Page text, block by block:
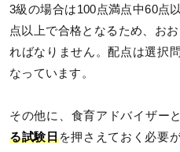
3級の場合は100点満点中60点
点以上で合格となるため、お
ればなりません。配点は選択
なっています。
その他に、食育アドバイザー
る試験日を押さえておく必要